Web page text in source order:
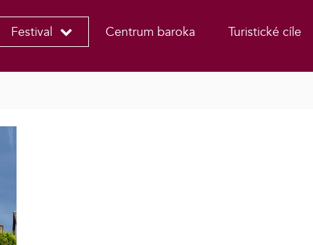
Festival Centrum baroka Turistické cíle